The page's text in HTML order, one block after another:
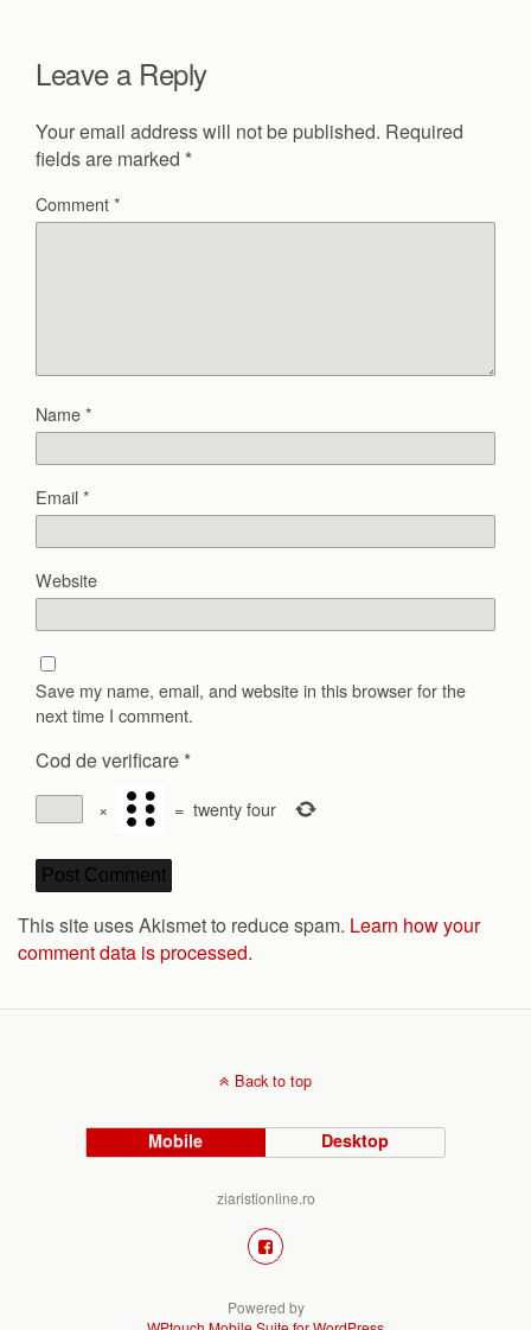
Leave a Reply
Your email address will not be published. Required
fields are marked *
Comment*
Name*
Email*
Website
Save my name, email, and website in this browser for the
next time I comment.
Cod de verificare *
× = twenty four
This site uses Akismet to reduce spam. Learn how your
comment data is processed.
Back to top
Mobile Desktop
ziaristionline.ro
Powered by